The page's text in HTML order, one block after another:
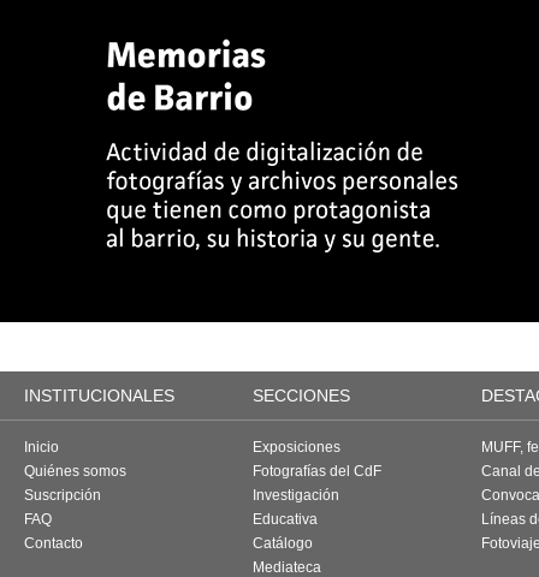
INSTITUCIONALES SECCIONES
Inicio
Quiénes somos
Suscripción
FAQ
Contacto
Exposiciones
Fotografías del CdF
Investigación
Educativa
Catálogo
Mediateca
MUFF,
Canal
Líneas